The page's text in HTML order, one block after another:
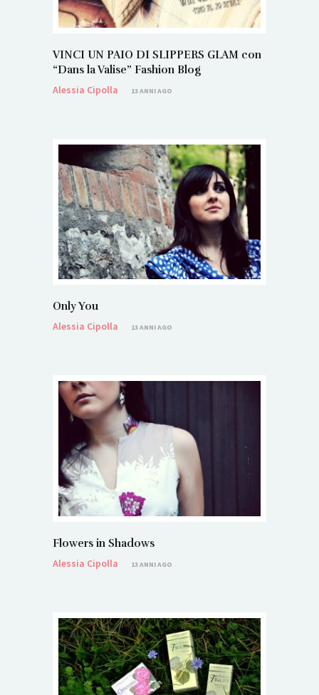
VINCI UN PAIO DI SLIPPERS GLAM con
“Dans la Valise” Fashion Blog
Alessia Cipolla
13 ANNI AGO
Only You
Alessia Cipolla
13 ANNI AGO
Flowers in Shadows
Alessia Cipolla
13 ANNI AGO